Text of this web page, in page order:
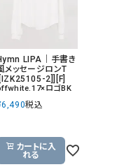
tumugu:（ツムグ）
un cinq（アンサンク）
UNIVERSAL OVERALL（
USU GALLERY（ユーエス
ー）
LIPA｜手書き
メッセージロンT
2]][F]
ロゴBK
6,490税込
カートに入
れる